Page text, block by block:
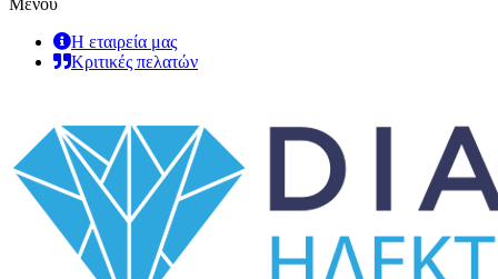
Μενού
Η εταιρεία μας
Κριτικές πελατών